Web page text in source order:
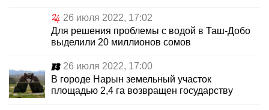
26 июля 2022, 17:02
Для решения проблемы с водой в Таш-Добо
выделили 20 миллионов сомов
26 июля 2022, 17:00
В городе Нарын земельный участок
площадью 2,4 га возвращен государству